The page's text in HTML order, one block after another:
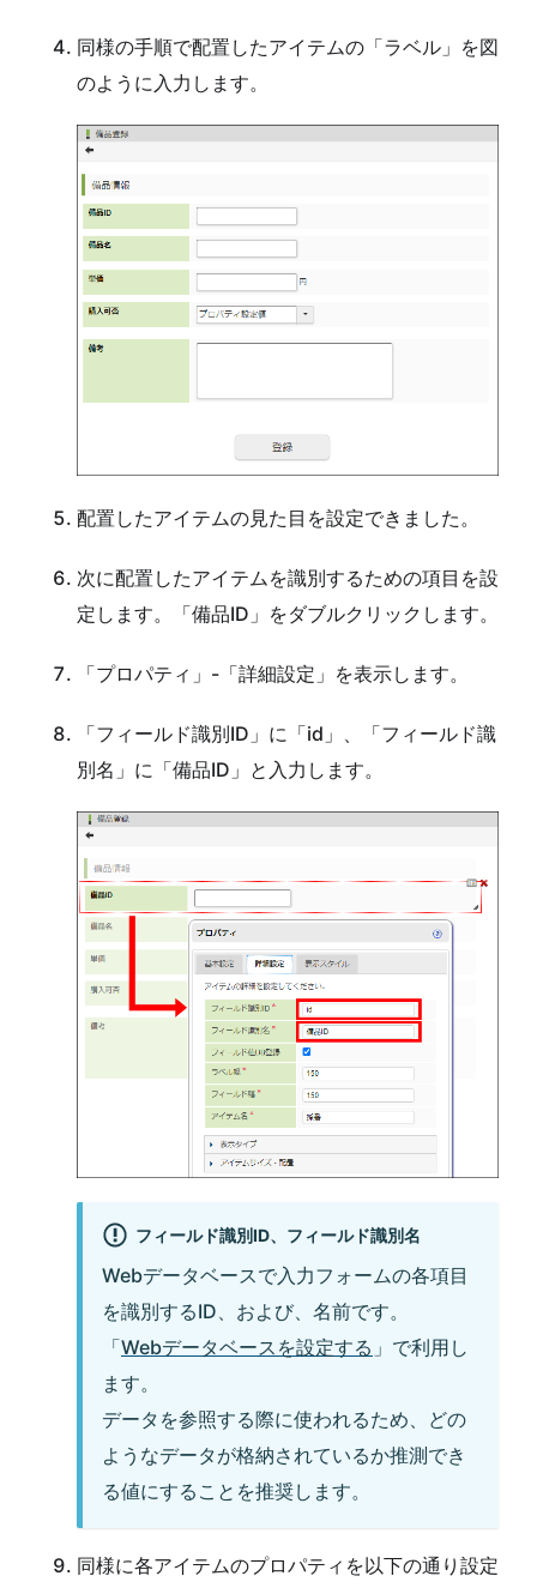
同様の手順で配置したアイテムの「ラベル」を図
のように入力します。
配置したアイテムの見た目を設定できました。
次に配置したアイテムを識別するための項目を設
定します。「備品ID」をダブルクリックします。
「プロパティ」-「詳細設定」を表示します。
「フィールド識別ID」に「id」、「フィールド識
別名」に「備品ID」と入力します。
フィールド識別ID、フィールド識別名
Webデータベースで入力フォームの各項目
を識別するID、および、名前です。
「Webデータベースを設定する 」で利用し
ます。
データを参照する際に使われるため、どの
ようなデータが格納されているか推測でき
る値にすることを推奨します。
同様に各アイテムのプロパティを以下の通り設定